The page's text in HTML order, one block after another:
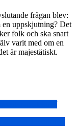
frågan blev:
en uppskjutning? Det
folk och ska snart
varit med om en
är majestätiskt.